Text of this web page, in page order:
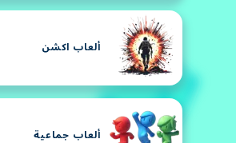
ألعاب اكشن
ألعاب جماعية